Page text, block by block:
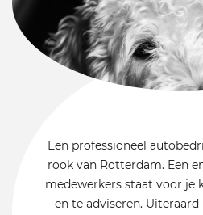
Een professioneel
rook van Rotterdam. Een
medewerkers staat voor je
en te adviseren.